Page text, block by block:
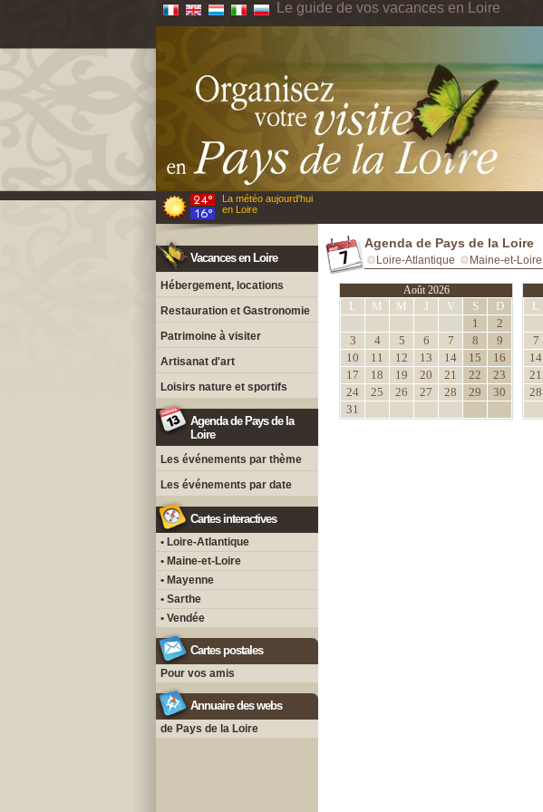
Le guide de vos vacances en Loire
La météo aujourd'hui
en Loire
Vacances en Loire
Hébergement, locations
Restauration et Gastronomie
Patrimoine à visiter
Artisanat d'art
Loisirs nature et sportifs
Agenda de Pays de la
Loire
Les événements par thème
Les événements par date
Cartes interactives
• Loire-Atlantique
• Maine-et-Loire
• Mayenne
• Sarthe
• Vendée
Cartes postales
Pour vos amis
Annuaire des webs
de Pays de la Loire
Agenda de Pays de la Loire
Loire-Atlantique Maine-et-Loire
Août 2026
L M M J V S
D
1
2
3
4 5 6 7 8
9
10
11 12 13 14 15
16
17
18 19 20 21 22
23
24
25 26 27 28 29
30
31
L
7
14
21
28